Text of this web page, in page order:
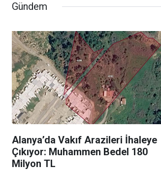
Gündem
Alanya’da Vakıf Arazileri İhaleye
Çıkıyor: Muhammen Bedel 180
Milyon TL